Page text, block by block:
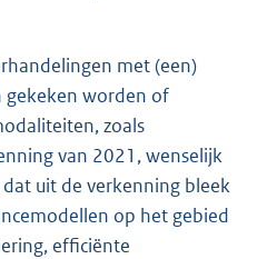
met (een)
gekeken worden of
zoals
van 2021, wenselijk
uit de verkenning bleek
op het gebied
efficiënte